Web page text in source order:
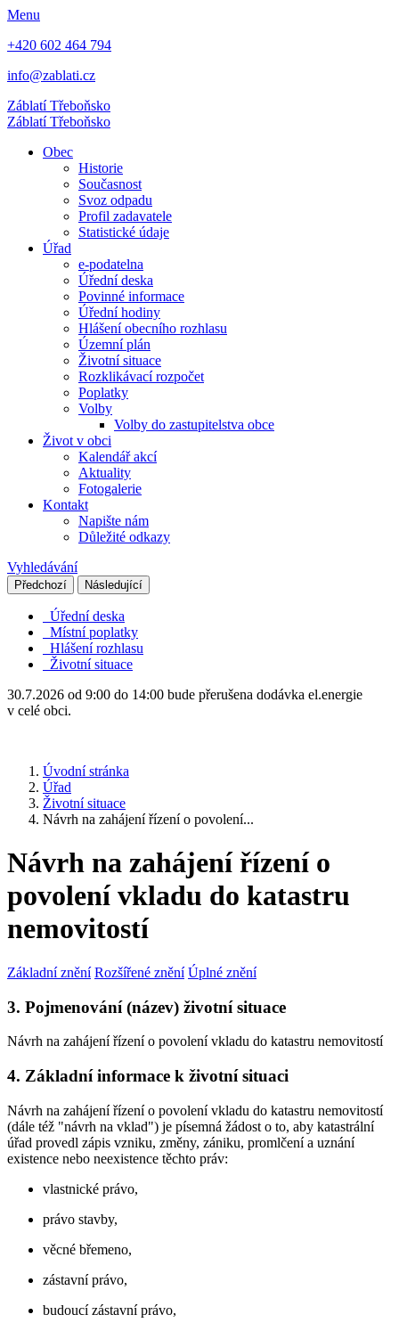
Menu
+420 602 464 794
info@zablati.cz
ZáblatíTřeboňsko
ZáblatíTřeboňsko
Obec
Historie
Současnost
Svoz odpadu
Profil zadavatele
Statistické údaje
Úřad
e-podatelna
Úřední deska
Povinné informace
Úřední hodiny
Hlášení obecního rozhlasu
Územní plán
Životní situace
Rozklikávací rozpočet
Poplatky
Volby
Volby do zastupitelstva obce
Život v obci
Kalendář akcí
Aktuality
Fotogalerie
Kontakt
Napište nám
Důležité odkazy
Vyhledávání
Předchozí Následující
Úřední deska
Místní poplatky
Hlášení rozhlasu
Životní situace
30.7.2026 od 9:00 do 14:00 bude přerušena dodávka el.energie
v celé obci.
Úvodní stránka
Úřad
Životní situace
Návrh na zahájení řízení o povolení...
Návrh na zahájení řízení o
povolení vkladu do katastru
nemovitostí
Základní znění Rozšířené znění Úplné znění
3. Pojmenování (název) životní situace
Návrh na zahájení řízení o povolení vkladu do katastru nemovitostí
4. Základní informace k životní situaci
Návrh na zahájení řízení o povolení vkladu do katastru nemovitostí
(dále též "návrh na vklad") je písemná žádost o to, aby katastrální
úřad provedl zápis vzniku, změny, zániku, promlčení a uznání
existence nebo neexistence těchto práv:
vlastnické právo,
právo stavby,
věcné břemeno,
zástavní právo,
budoucí zástavní právo,